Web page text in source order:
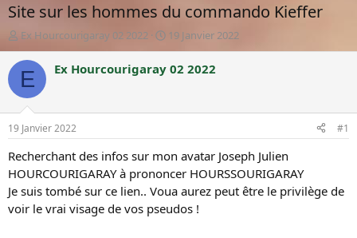
Site sur les hommes du commando Kieffer
A
u
t
e
u
r
d
u
s
u
j
e
t
Ex Hourcourigaray 02 2022
D
a
t
e
é
b
u
t
19 Janvier 2022
E Ex Hourcourigaray 02 2022
19 Janvier 2022 #1
Recherchant des infos sur mon avatar Joseph Julien
HOURCOURIGARAY à prononcer HOURSSOURIGARAY
Je suis tombé sur ce lien.. Voua aurez peut être le privilège de
voir le vrai visage de vos pseudos !